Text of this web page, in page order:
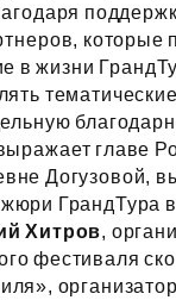
которые
в жизни
главе
Догузовой,
ГрандТура
Хитров,
фестиваля